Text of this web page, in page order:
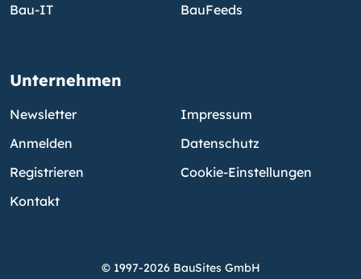
Bau-IT
BauFeeds
Unternehmen
Newsletter
Anmelden
Registrieren
Kontakt
Impressum
Datenschutz
Cookie-Einstellungen
© 1997-2026 BauSites GmbH